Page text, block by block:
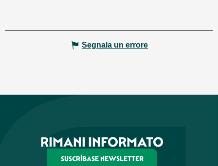
Segnala un errore
RIMANI INFORMATO
SUSCRÍBASE NEWSLETTER